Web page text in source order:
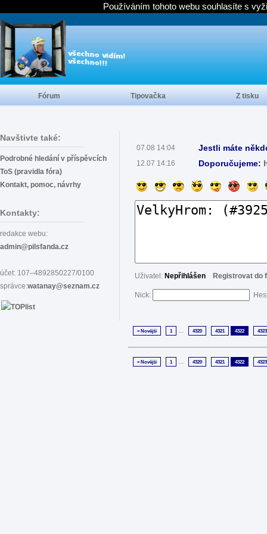
Navštivte také:
Podrobné hledání v příspěvcích
ToS (pravidla fóra)
Kontakt, pomoc, návrhy
Kontakty:
redakce webu:
admin@pilsfanda.cz
účet: 107–4892850227/0100
správce:watanay@seznam.cz
07.08 14:04 Jestli máte
12.07 14:16 Doporučujeme:
Uživatel: Nepřihlášen Registrovat do
Nick:
« Novější 1 ... 4320 4321 4322 4323
« Novější 1 ... 4320 4321 4322 4323
Fórum Tipovačka Z tisku
Používáním tohoto webu souhlasíte s